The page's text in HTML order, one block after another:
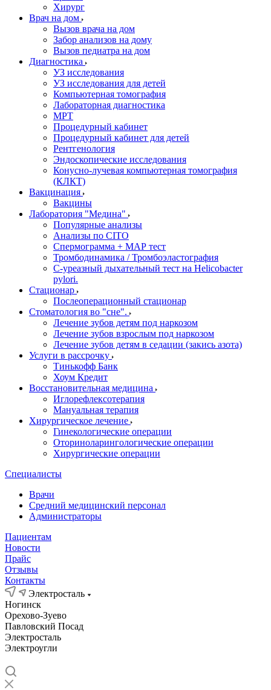
Хирург
Врач на дом
Вызов врача на дом
Забор анализов на дому
Вызов педиатра на дом
Диагностика
УЗ исследования
УЗ исследования для детей
Компьютерная томография
Лабораторная диагностика
МРТ
Процедурный кабинет
Процедурный кабинет для детей
Рентгенология
Эндоскопические исследования
Конусно-лучевая компьютерная томография
(КЛКТ)
Вакцинация
Вакцины
Лаборатория "Медина"
Популярные анализы
Анализы по CITO
Спермограмма + МАР тест
Тромбодинамика / Тромбоэластография
С-уреазный дыхательный тест на Helicobacter
pylori.
Стационар
Послеоперационный стационар
Стоматология во "сне".
Лечение зубов детям под наркозом
Лечение зубов взрослым под наркозом
Лечение зубов детям в седации (закись азота)
Услуги в рассрочку
Тинькофф Банк
Хоум Кредит
Восстановительная медицина
Иглорефлексотерапия
Мануальная терапия
Хирургическое лечение
Гинекологические операции
Оториноларингологические операции
Хирургические операции
Специалисты
Врачи
Средний медицинский персонал
Администраторы
Пациентам
Новости
Прайс
Отзывы
Контакты
Электросталь
Ногинск
Орехово-Зуево
Павловский Посад
Электросталь
Электроугли